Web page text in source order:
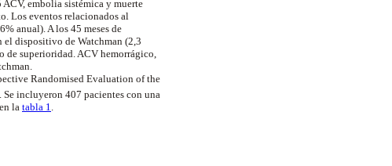
embolia sistémica y muerte
Los eventos relacionados al
anual). A los 45 meses de
dispositivo de Watchman (2,3
de superioridad. ACV hemorrágico,
Randomised Evaluation of the
. Se incluyeron 407 pacientes con una
la tabla 1